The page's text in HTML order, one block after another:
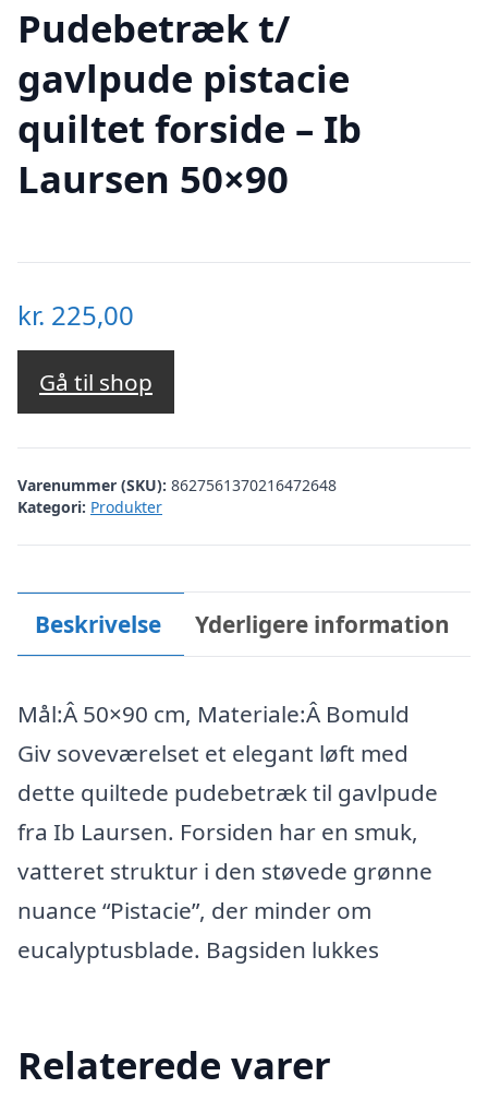
Pudebetræk t/
gavlpude pistacie
quiltet forside – Ib
Laursen 50×90
kr. 225,00
Gå til shop
Varenummer (SKU): 8627561370216472648
Kategori: Produkter
Beskrivelse Yderligere information
Mål:Â 50×90 cm, Materiale:Â Bomuld
Giv soveværelset et elegant løft med
dette quiltede pudebetræk til gavlpude
fra Ib Laursen. Forsiden har en smuk,
vatteret struktur i den støvede grønne
nuance “Pistacie”, der minder om
eucalyptusblade. Bagsiden lukkes
Relaterede varer